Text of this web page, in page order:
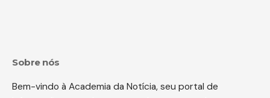
Sobre nós
Bem-vindo à Academia da Notícia, seu portal de